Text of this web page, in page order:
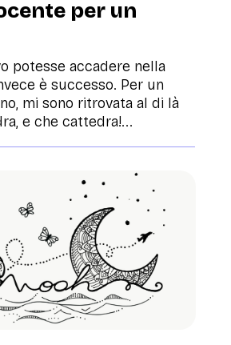
per un
potesse accadere nella
è successo. Per un
mi sono ritrovata al di là
e che cattedra!...